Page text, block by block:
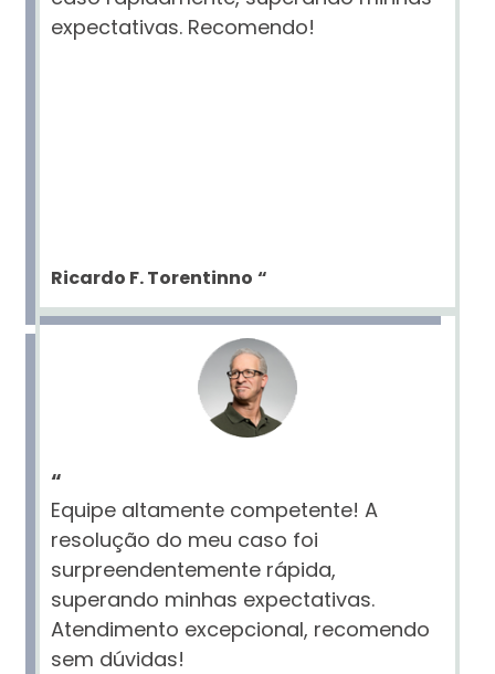
expectativas. Recomendo!
Ricardo F. Torentinno “
“
Equipe altamente competente! A
resolução do meu caso foi
surpreendentemente rápida,
superando minhas expectativas.
Atendimento excepcional, recomendo
sem dúvidas!